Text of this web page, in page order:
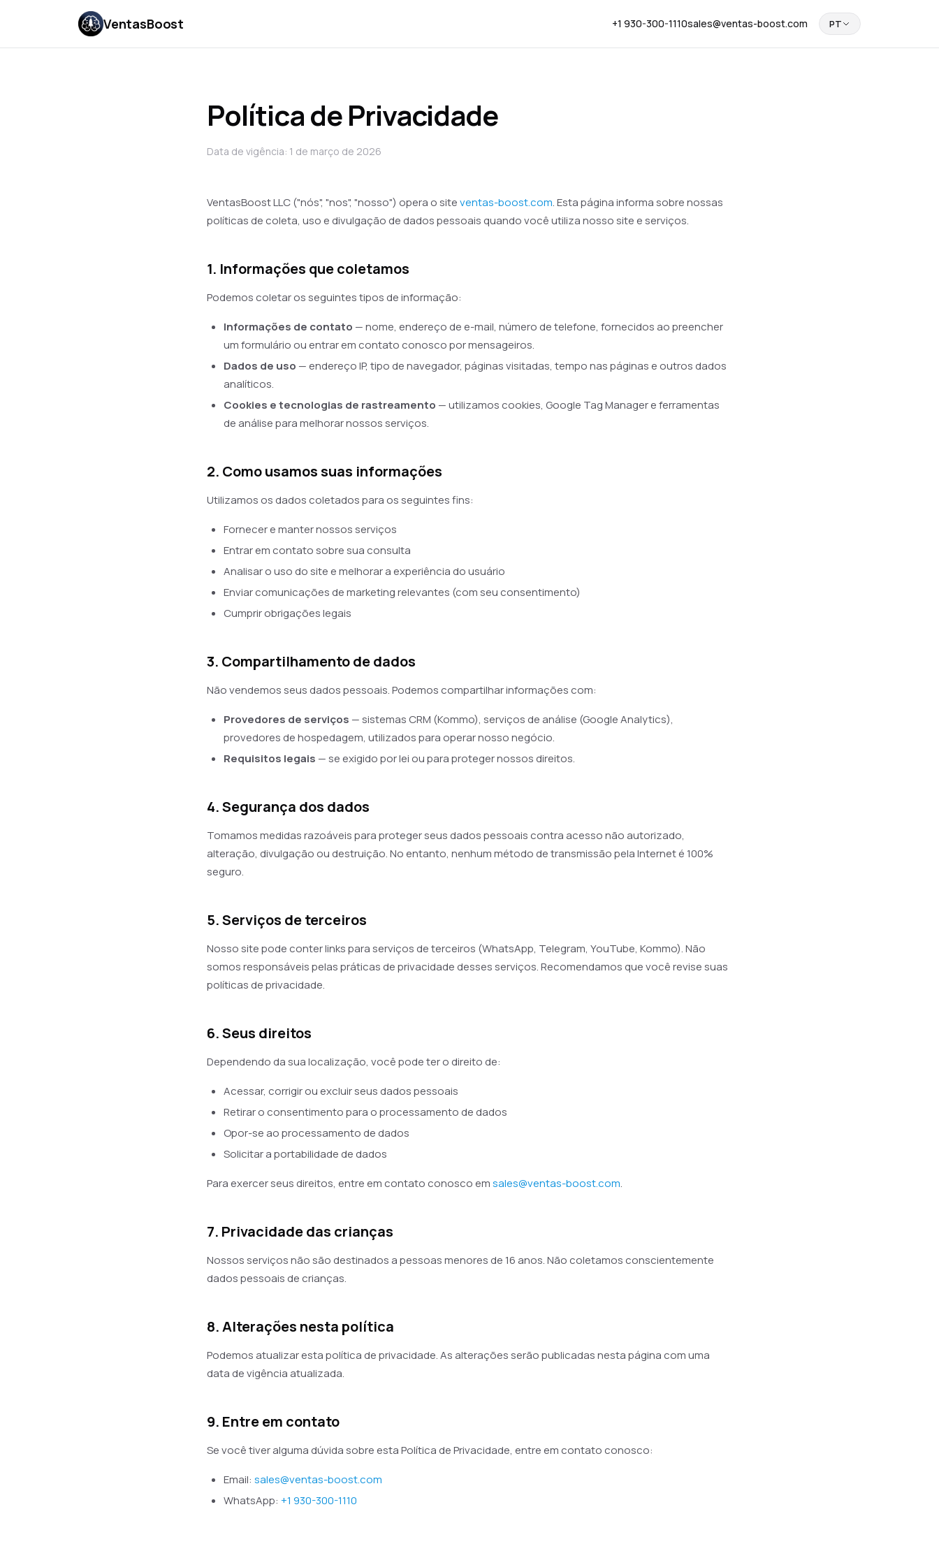
VentasBoost +1 930-300-1110sales@ventas-boost.com PT
Política de Privacidade
Data de vigência: 1 de março de 2026
VentasBoost LLC ("nós", "nos", "nosso") opera o siteventas-boost.com. Esta página informa sobre nossas
políticas de coleta, uso e divulgação de dados pessoais quando você utiliza nosso site e serviços.
1. Informações que coletamos
Podemos coletar os seguintes tipos de informação:
Informações de contato — nome, endereço de e-mail, número de telefone, fornecidos ao preencher
um formulário ou entrar em contato conosco por mensageiros.
Dados de uso — endereço IP, tipo de navegador, páginas visitadas, tempo nas páginas e outros dados
analíticos.
Cookies e tecnologias de rastreamento — utilizamos cookies, Google Tag Manager e ferramentas
de análise para melhorar nossos serviços.
2. Como usamos suas informações
Utilizamos os dados coletados para os seguintes fins:
Fornecer e manter nossos serviços
Entrar em contato sobre sua consulta
Analisar o uso do site e melhorar a experiência do usuário
Enviar comunicações de marketing relevantes (com seu consentimento)
Cumprir obrigações legais
3. Compartilhamento de dados
Não vendemos seus dados pessoais. Podemos compartilhar informações com:
Provedores de serviços — sistemas CRM (Kommo), serviços de análise (Google Analytics),
provedores de hospedagem, utilizados para operar nosso negócio.
Requisitos legais — se exigido por lei ou para proteger nossos direitos.
4. Segurança dos dados
Tomamos medidas razoáveis para proteger seus dados pessoais contra acesso não autorizado,
alteração, divulgação ou destruição. No entanto, nenhum método de transmissão pela Internet é 100%
seguro.
5. Serviços de terceiros
Nosso site pode conter links para serviços de terceiros (WhatsApp, Telegram, YouTube, Kommo). Não
somos responsáveis pelas práticas de privacidade desses serviços. Recomendamos que você revise suas
políticas de privacidade.
6. Seus direitos
Dependendo da sua localização, você pode ter o direito de:
Acessar, corrigir ou excluir seus dados pessoais
Retirar o consentimento para o processamento de dados
Opor-se ao processamento de dados
Solicitar a portabilidade de dados
Para exercer seus direitos, entre em contato conosco emsales@ventas-boost.com.
7. Privacidade das crianças
Nossos serviços não são destinados a pessoas menores de 16 anos. Não coletamos conscientemente
dados pessoais de crianças.
8. Alterações nesta política
Podemos atualizar esta política de privacidade. As alterações serão publicadas nesta página com uma
data de vigência atualizada.
9. Entre em contato
Se você tiver alguma dúvida sobre esta Política de Privacidade, entre em contato conosco:
Email: sales@ventas-boost.com
WhatsApp: +1 930-300-1110